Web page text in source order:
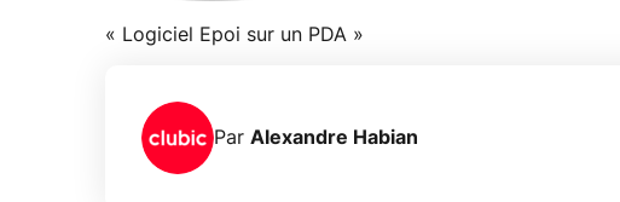
« Logiciel Epoi sur un PDA »
Par Alexandre Habian